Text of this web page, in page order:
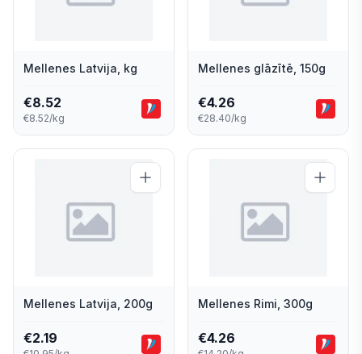
Mellenes Latvija, kg
€8.52
€8.52/kg
Mellenes glāzītē, 150g
€4.26
€28.40/kg
Mellenes Latvija, 200g
€2.19
Mellenes Rimi, 300g
€4.26